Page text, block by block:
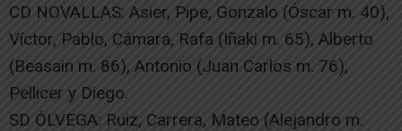
CD NOVALLAS: Asier, Pipe, Gonzalo (Óscar m. 40),
Víctor, Pablo, Cámara, Rafa (Iñaki m. 65), Alberto
(Beasain m. 86), Antonio (Juan Carlos m. 76),
Pellicer y Diego.
SD ÓLVEGA: Ruiz, Carrera, Mateo (Alejandro m.